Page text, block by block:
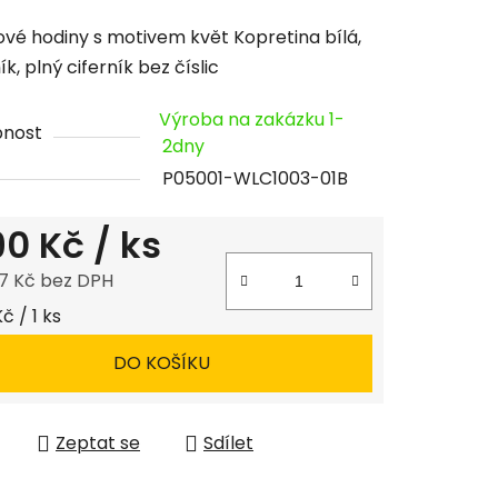
hodiny s motivem květ Kopretina bílá,
plný ciferník bez číslic
Výroba na zakázku 1-
2dny
P05001-WLC1003-01B
Kč / ks
Kč bez DPH
cena:
/ 1 ks
DO KOŠÍKU
Zeptat se Sdílet